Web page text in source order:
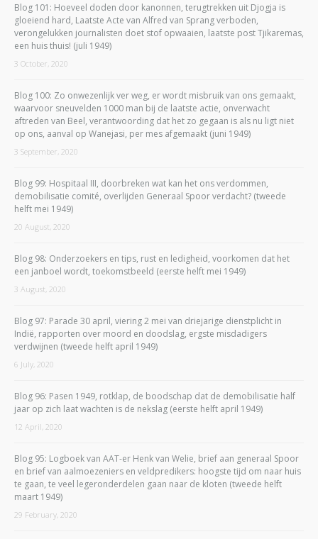
Blog 101: Hoeveel doden door kanonnen, terugtrekken uit Djogja is
gloeiend hard, Laatste Acte van Alfred van Sprang verboden,
verongelukken journalisten doet stof opwaaien, laatste post Tjikaremas,
een huis thuis! (juli 1949)
3 October, 2020
Blog 100: Zo onwezenlijk ver weg, er wordt misbruik van ons gemaakt,
waarvoor sneuvelden 1000 man bij de laatste actie, onverwacht
aftreden van Beel, verantwoording dat het zo gegaan is als nu ligt niet
op ons, aanval op Wanejasi, per mes afgemaakt (juni 1949)
3 September, 2020
Blog 99: Hospitaal III, doorbreken wat kan het ons verdommen,
demobilisatie comité, overlijden Generaal Spoor verdacht? (tweede
helft mei 1949)
20 August, 2020
Blog 98: Onderzoekers en tips, rust en ledigheid, voorkomen dat het
een janboel wordt, toekomstbeeld (eerste helft mei 1949)
3 August, 2020
Blog 97: Parade 30 april, viering 2 mei van driejarige dienstplicht in
Indië, rapporten over moord en doodslag, ergste misdadigers
verdwijnen (tweede helft april 1949)
6 July, 2020
Blog 96: Pasen 1949, rotklap, de boodschap dat de demobilisatie half
jaar op zich laat wachten is de nekslag (eerste helft april 1949)
12 April, 2020
Blog 95: Logboek van AAT-er Henk van Welie, brief aan generaal Spoor
en brief van aalmoezeniers en veldpredikers: hoogste tijd om naar huis
te gaan, te veel legeronderdelen gaan naar de kloten (tweede helft
maart 1949)
29 February, 2020